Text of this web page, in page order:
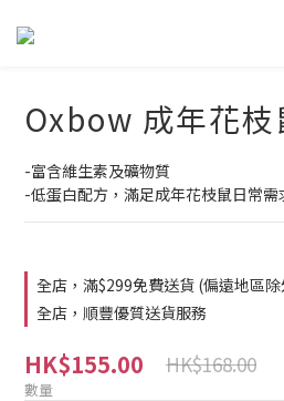
Oxbow 成年花
-富含維生素及礦物質
-低蛋白配方，滿足成年花枝鼠日常需
全店，滿$299免費送貨 (偏遠地區除
全店，順豐優質送貨服務
HK$155.00 HK$168.00
數量